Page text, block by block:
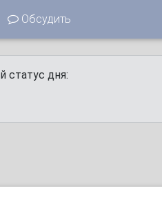
Обсудить
статус дня: